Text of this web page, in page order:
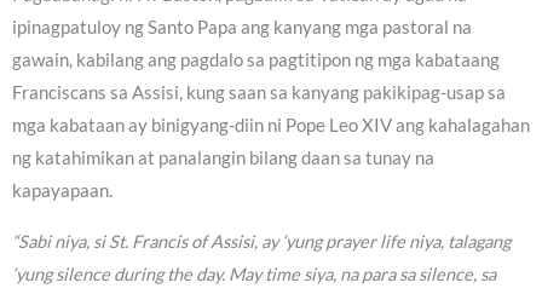
ipinagpatuloy ng Santo Papa ang kanyang mga pastoral na
gawain, kabilang ang pagdalo sa pagtitipon ng mga kabataang
Franciscans sa Assisi, kung saan sa kanyang pakikipag-usap sa
mga kabataan ay binigyang-diin ni Pope Leo XIV ang kahalagahan
ng katahimikan at panalangin bilang daan sa tunay na
kapayapaan.
“Sabi niya, si St. Francis of Assisi, ay ‘yung prayer life niya, talagang
‘yung silence during the day. May time siya, na para sa silence, sa